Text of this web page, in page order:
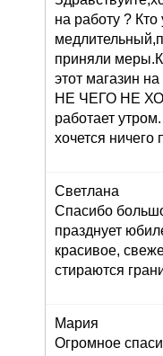
на работу ?
приняли
этот магазин
НЕ ЧЕГО НЕ
работает
хочется ничего
Светлана
Спасибо
празднует
красивое,
стираются
Мария
Огромное